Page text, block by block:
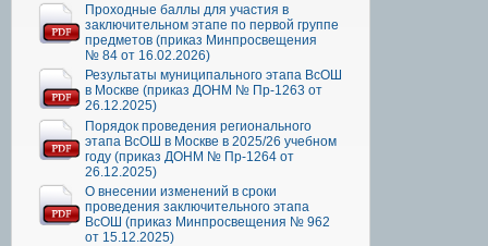
Проходные баллы для участия в
заключительном этапе по первой группе
предметов (приказ Минпросвещения
№ 84 от 16.02.2026)
Результаты муниципального этапа ВсОШ
в Москве (приказ ДОНМ № Пр-1263 от
26.12.2025)
Порядок проведения регионального
этапа ВсОШ в Москве в 2025/26 учебном
году (приказ ДОНМ № Пр-1264 от
26.12.2025)
О внесении изменений в сроки
проведения заключительного этапа
ВсОШ (приказ Минпросвещения № 962
от 15.12.2025)